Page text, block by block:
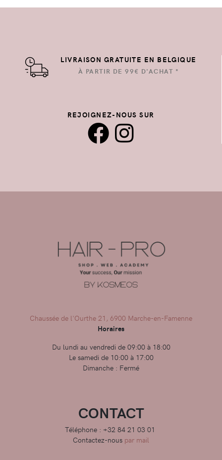
LIVRAISON GRATUITE EN BELGIQUE
À PARTIR DE 99€ D'ACHAT *
REJOIGNEZ-NOUS SUR
Chaussée de l'Ourthe 21, 6900 Marche-en-Famenne
Horaires
Du lundi au vendredi de 09:00 à 18:00
Le samedi de 10:00 à 17:00
Dimanche : Fermé
CONTACT
Téléphone : +32 84 21 03 01
Contactez-nous par mail